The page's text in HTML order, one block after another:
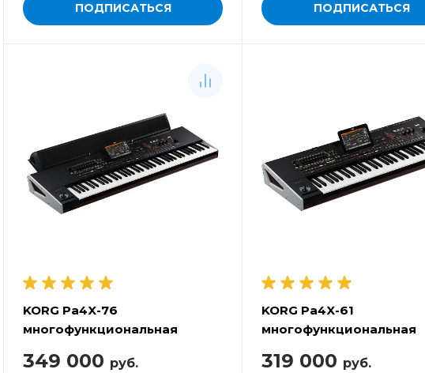
ПОДПИСАТЬСЯ ПОДПИСАТЬСЯ
KORG Pa4X-76
многофункциональная
349 000 руб.
KORG Pa4X-61
многофункциональная
319 000 руб.